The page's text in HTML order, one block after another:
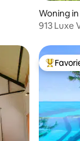
Woning
913 Luxe